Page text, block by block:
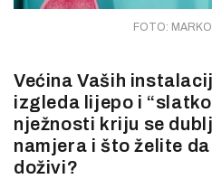
FOTO:
Većina Vaših
izgleda lijepo i
nježnosti kriju se
namjera i što želite
doživi?